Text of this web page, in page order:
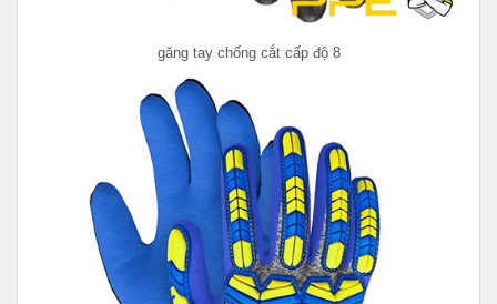
găng tay chống cắt cấp độ 8